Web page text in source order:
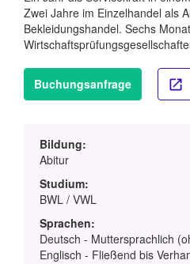
Zwei Jahre im Einzelhandel als
Bekleidungshandel. Sechs
Buchungsanfrage
Bildung:
Abitur
Studium:
BWL / VWL
Sprachen:
Deutsch - Muttersprachlich
Englisch - Fließend bis